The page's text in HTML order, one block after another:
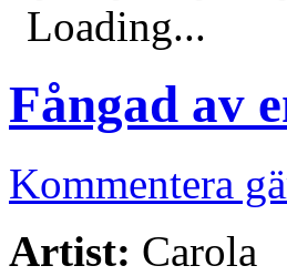
Loading...
Fångad av
Kommentera
Artist: Carola